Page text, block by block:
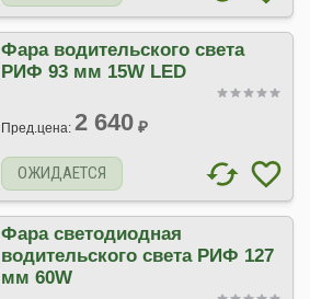
Фара водительского света
РИФ 93 мм 15W LED
Пред.цена: 2 640 ₽
ОЖИДАЕТСЯ
Фара светодиодная
водительского света РИФ 127
мм 60W